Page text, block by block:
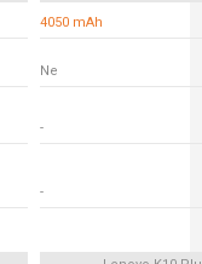
4050 mAh
Ne
-
-